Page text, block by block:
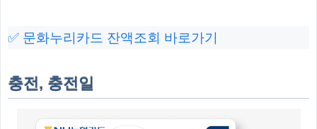
✅ 문화누리카드 잔액조회 바로가기
충전, 충전일